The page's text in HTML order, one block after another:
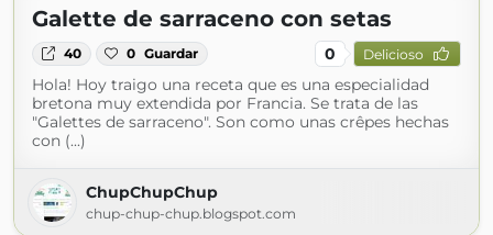
Galette de sarraceno con setas
40 0 Guardar 0 Delicioso
Hola! Hoy traigo una receta que es una especialidad
bretona muy extendida por Francia. Se trata de las
"Galettes de sarraceno". Son como unas crêpes hechas
con (...)
ChupChupChup
chup-chup-chup.blogspot.com